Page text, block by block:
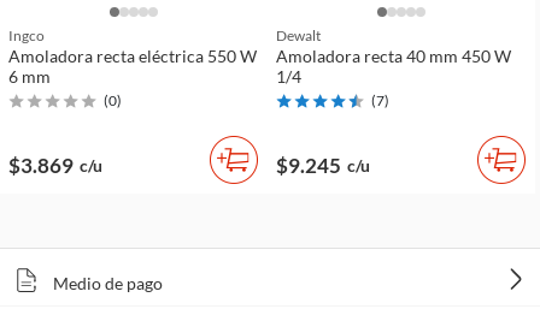
Ingco
Amoladora recta eléctrica 550 W
6 mm
(0)
$3.869 c/u
Dewalt
Amoladora recta 40 mm 450 W
1/4
(7)
$9.245 c/u
Medio de pago